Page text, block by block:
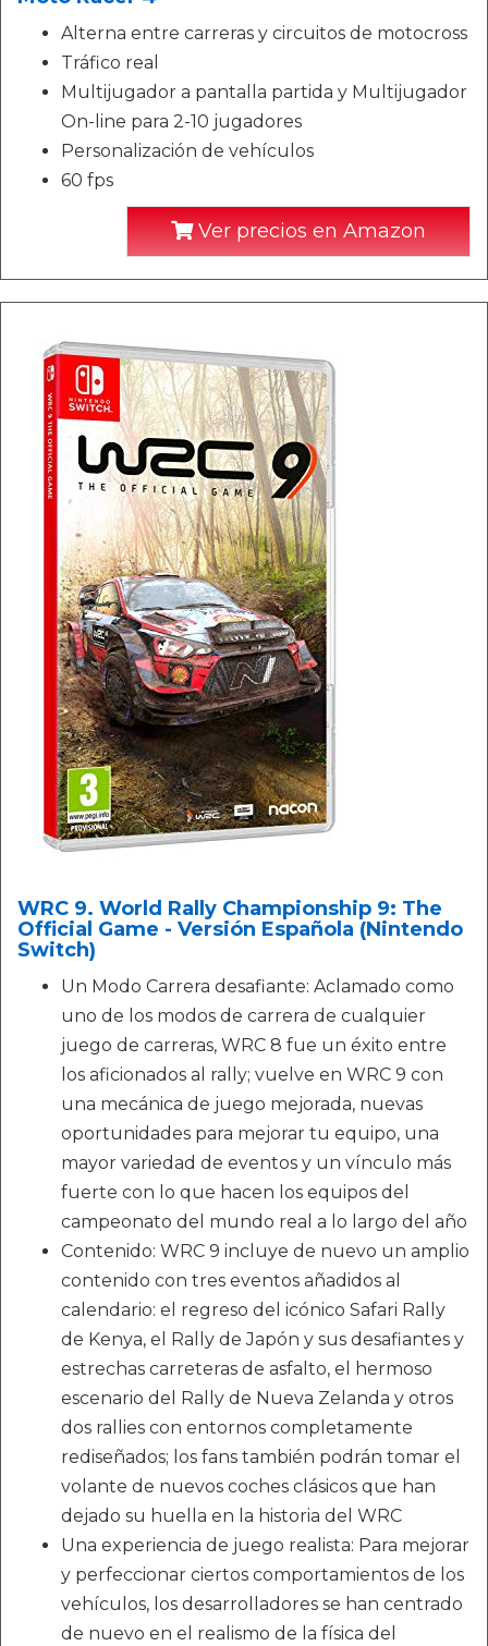
Alterna entre carreras y circuitos de motocross
Tráfico real
Multijugador a pantalla partida y Multijugador
On-line para 2-10 jugadores
Personalización de vehículos
60 fps
Ver precios en Amazon
WRC 9. World Rally Championship 9: The
Official Game - Versión Española (Nintendo
Switch)
Un Modo Carrera desafiante: Aclamado como
uno de los modos de carrera de cualquier
juego de carreras, WRC 8 fue un éxito entre
los aficionados al rally; vuelve en WRC 9 con
una mecánica de juego mejorada, nuevas
oportunidades para mejorar tu equipo, una
mayor variedad de eventos y un vínculo más
fuerte con lo que hacen los equipos del
campeonato del mundo real a lo largo del año
Contenido: WRC 9 incluye de nuevo un amplio
contenido con tres eventos añadidos al
calendario: el regreso del icónico Safari Rally
de Kenya, el Rally de Japón y sus desafiantes y
estrechas carreteras de asfalto, el hermoso
escenario del Rally de Nueva Zelanda y otros
dos rallies con entornos completamente
rediseñados; los fans también podrán tomar el
volante de nuevos coches clásicos que han
dejado su huella en la historia del WRC
Una experiencia de juego realista: Para mejorar
y perfeccionar ciertos comportamientos de los
vehículos, los desarrolladores se han centrado
de nuevo en el realismo de la física del